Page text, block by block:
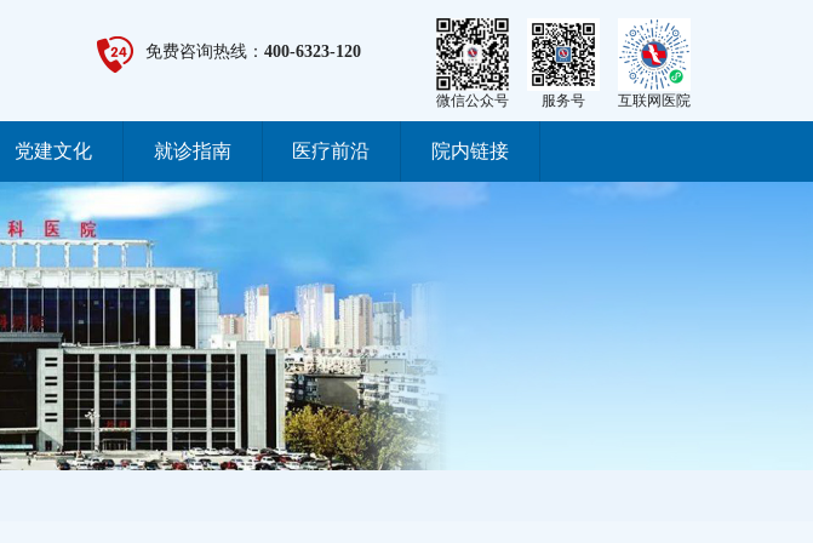
免费咨询热线：400-6323-120
互联网医院
服务号
微信公众号
党建文化 就诊指南 医疗前沿 院内链接